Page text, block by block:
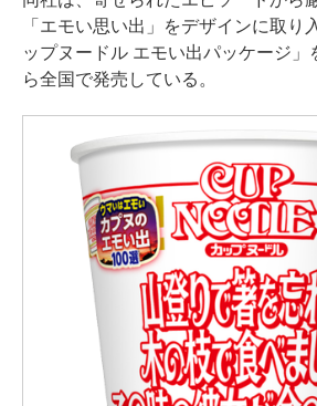
「エモい思い出」をデザインに取り
ップヌードル エモい出パッケージ
ら全国で発売している。